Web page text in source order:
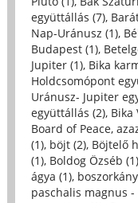
együttállás (7),
Nap-Uránusz (1),
Budapest (1),
Jupiter (1), Bika
Holdcsomópont
Uránusz- Jupiter
együttállás (2), Bika
Board of Peace,
(1), böjt (2), Böjtelő
(1), Boldog Özséb (1)
ágya (1),
paschalis magnus